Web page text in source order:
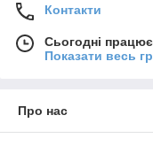
Контакти
Сьогодні
Показати весь
Про нас